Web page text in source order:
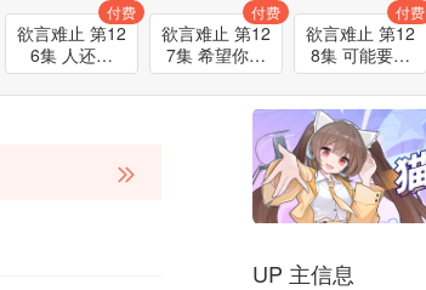
欲言难止 第12
6集 人还活
着，就是好事
付费
欲言难止 第12
7集 希望你诚
实一点
付费
欲言难止 第12
8集 可能要找
到答案了
付费
UP 主信息